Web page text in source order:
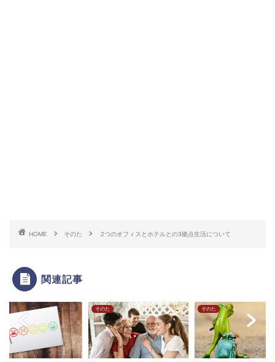
HOME そのた 2つのオフィスとホテルとの3拠点生活について
関連記事
そのた そのた